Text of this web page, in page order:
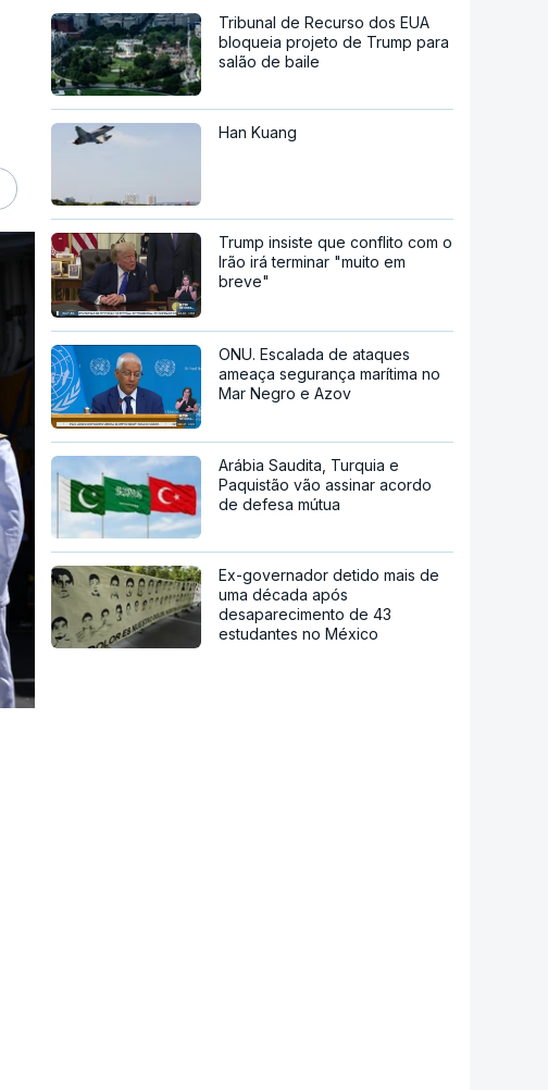
Tribunal de Recurso dos EUA
bloqueia projeto de Trump para
salão de baile
Han Kuang
Trump insiste que conflito com o
Irão irá terminar "muito em
breve"
ONU. Escalada de ataques
ameaça segurança marítima no
Mar Negro e Azov
Arábia Saudita, Turquia e
Paquistão vão assinar acordo
de defesa mútua
Ex-governador detido mais de
uma década após
desaparecimento de 43
estudantes no México